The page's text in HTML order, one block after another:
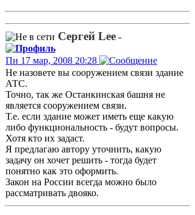
Сергей Lee -
Пн 17 мар, 2008 20:28
Не назовете вы сооружением связи здание
АТС.
Точно, так же Останкинская башня не
является сооружением связи.
Т.е. если здание может иметь еще какую
либо функциональность - будут вопросы.
Хотя кто их задаст.
Я предлагаю автору уточнить, какую
задачу он хочет решить - тогда будет
понятно как это оформить.
Закон на России всегда можно было
рассматривать двояко.